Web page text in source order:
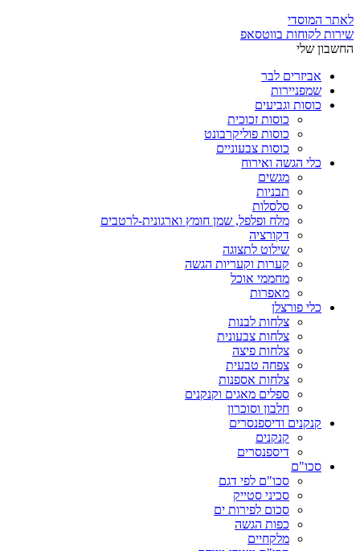
לאתר המוסדי
שירות לקוחות בווטסאפ
החשבון שלי
אביזרים לבר
שמפניירות
כוסות וגביעים
כוסות זכוכית
כוסות פוליקרבונט
כוסות צבעוניים
כלי הגשה ואירוח
מגשים
תבניות
סלסלות
מלח ופלפל, שמן חומץ וארגונית-לרטבים
דקורציה
שילוט לתצוגה
קערות וקעריות הגשה
מחממי אוכל
מאפרות
כלי פורצלן
צלחות לבנות
צלחות צבעונית
צלחות פיצה
צפחה טבעית
צלחות אספנות
ספלים מאגים וקנקנים
חלבון וסוכרון
קנקנים ודיספנסרים
קנקנים
דיספנסרים
סכו"ם
סכו"ם לפי דגם
סכיני סטייק
סכום לפירות ים
כפות הגשה
מלקחיים